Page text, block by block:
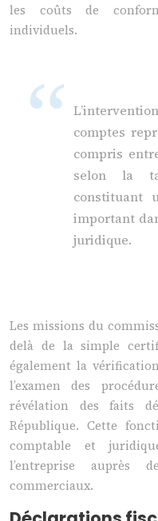
les coûts de
individuels.
comptes
compris
selon la
constituant
important
juridique.
Les missions du
delà de la simple
également la
l’examen des
révélation des faits
République. Cette
comptable et
l’entreprise auprès
commerciaux.